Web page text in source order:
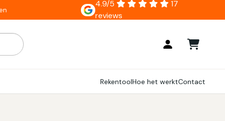
4.9/5
17
reviews
zijn, gebruik de pijlen om omhoog en omlaag te gaan
RekentoolHoe het werktContact